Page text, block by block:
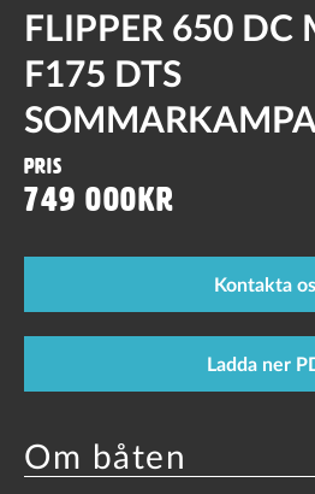
FLIPPER 650 DC
F175 DTS
Pris
749 000kr
Kontakta
Ladda ner
Om båten